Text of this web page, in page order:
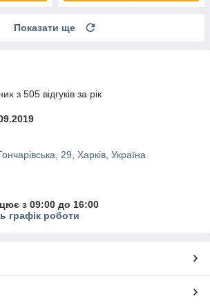
Показати ще
з 505 відгуків за рік
29, Харків, Україна
з 09:00 до 16:00
графік роботи